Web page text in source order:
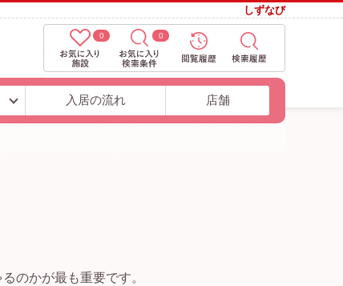
しずなび
0 0
入居の流れ 店舗
のかが最も重要です。